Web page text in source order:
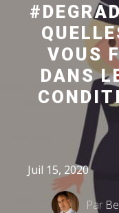
VOUS
DANS
Juil 15, 2020
Par